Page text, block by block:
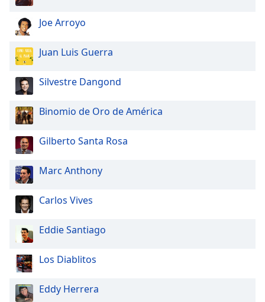
Joe Arroyo
Juan Luis Guerra
Silvestre Dangond
Binomio de Oro de América
Gilberto Santa Rosa
Marc Anthony
Carlos Vives
Eddie Santiago
Los Diablitos
Eddy Herrera